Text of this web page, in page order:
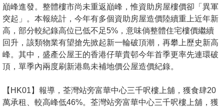
巔峰進發。整體樓市尚未重返巔峰，惟資助房屋樓價卻「異軍
突起」。本報統計，今年有多個資助房屋造價陸續重上近年新
高，部分較紀錄高位已低不足5%，意味倘整體住宅樓價繼續
回升，該類物業有望搶先掀起新一輪破頂潮，再攀上歷史新高
峰。其中，盛產公屋王的香港仔華貴邨今年首季更率先連環破
頂，單季內兩度刷新港島未補地價公屋造價紀錄。
【HK01】報導，荃灣站旁富華中心三千呎樓上舖，獲食肆20
萬承租、較高峰低46%。荃灣站旁富華中心三千呎樓上舖，獲